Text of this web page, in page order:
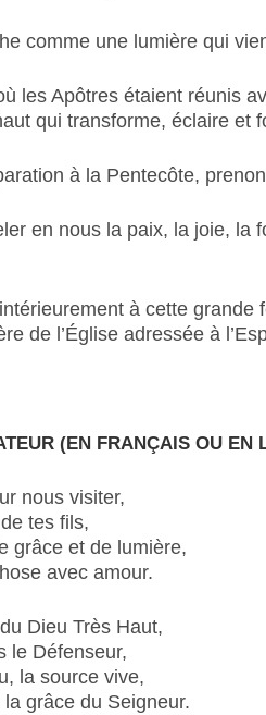
comme une lumière qui
les Apôtres étaient réunis
qui transforme, éclaire et
à la Pentecôte,
en nous la paix, la joie,
à cette
de l’Église adressée à
(EN FRANÇAIS OU EN
nous visiter,
tes fils,
grâce et de lumière,
avec amour.
Dieu Très Haut,
le Défenseur,
la source vive,
grâce du Seigneur.